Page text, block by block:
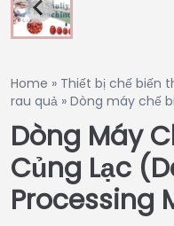
Home » Thiết bị chế biến
rau quả » Dòng máy chế
Dòng Máy
Củng Lạc
Processing